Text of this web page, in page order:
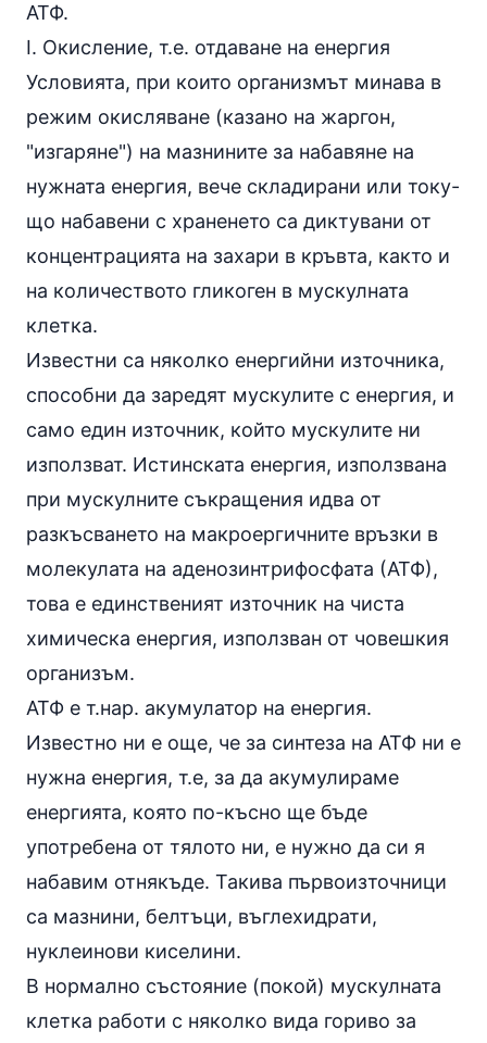
АТФ.
I. Окисление, т.е. отдаване на енергия
Условията, при които организмът минава в
режим окисляване (казано на жаргон,
"изгаряне") на мазнините за набавяне на
нужната енергия, вече складирани или току-
що набавени с храненето са диктувани от
концентрацията на захари в кръвта, както и
на количеството гликоген в мускулната
клетка.
Известни са няколко енергийни източника,
способни да заредят мускулите с енергия, и
само един източник, който мускулите ни
използват. Истинската енергия, използвана
при мускулните съкращения идва от
разкъсването на макроергичните връзки в
молекулата на аденозинтрифосфата (АТФ),
това е единственият източник на чиста
химическа енергия, използван от човешкия
организъм.
АТФ е т.нар. акумулатор на енергия.
Известно ни е още, че за синтеза на АТФ ни е
нужна енергия, т.е, за да акумулираме
енергията, която по-късно ще бъде
употребена от тялото ни, е нужно да си я
набавим отнякъде. Такива първоизточници
са мазнини, белтъци, въглехидрати,
нуклеинови киселини.
В нормално състояние (покой) мускулната
клетка работи с няколко вида гориво за